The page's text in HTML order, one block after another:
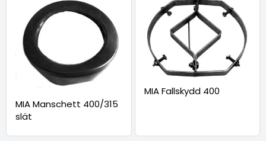
MIA Manschett 400/315
slät
MIA Fallskydd 400